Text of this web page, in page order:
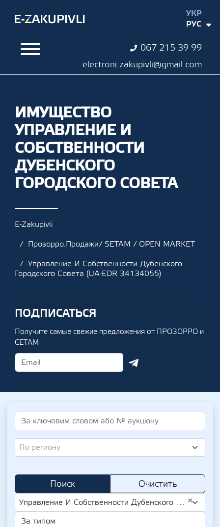
067 215 39 99
electroni.zakupivli@gmail.com
УКР
РУС
ИМУЩЕСТВО
УПРАВЛЕНИЕ И
СОБСТВЕННОСТИ
ДУБЕНСКОГО
ГОРОДСКОГО СОВЕТА
E-Zakupivli
Прозорро.Продажи/ SETAM / OPEN MARKET
Управление И Собственности Дубенского
Городского Совета (UA-EDR 34134055)
ПОДПИСАТЬСЯ
Получите самые свежие предложения от ПРОЗОРРО и
СЕТАМ
По региону
Поиск Очистить
×
Управление И Собственности Дубенского Городского Совета (UA-EDR 34134055)